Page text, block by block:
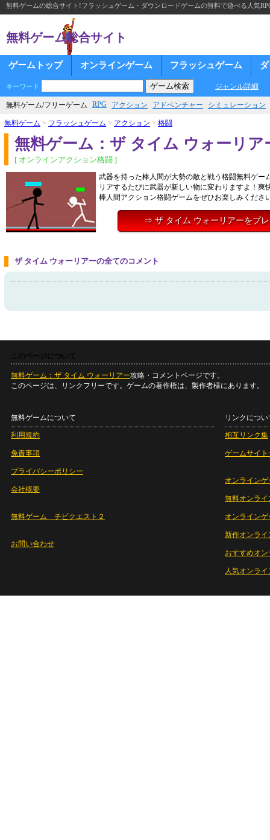
無料ゲームの総合サイト!フラッシュゲーム・ダウンロードゲームの無料で遊べる人気
無料ゲーム総合サイト
ゲームトップ オンラインゲーム フラッシュゲーム
キーワード ジャンル詳細
無料ゲーム/フリーゲーム RPG アクション アドベンチャー シミュレーション
無料ゲーム > フラッシュゲーム > アクション > 格闘
無料ゲーム：ザ タイム ウォーリア
[ オンラインアクション格闘 ]
武器を持った棒人間が大勢の敵と戦う格闘無料ゲー
リアするたびに武器が新しい物に変わりますよ！爽
棒人間アクション格闘ゲームをぜひお楽しみくださ
⇒ ザ タイム ウォーリアーをプ
ザ タイム ウォーリアーの全てのコメント
このページについて
無料ゲーム：ザ タイム ウォーリアー攻略・コメントページです。
このページは、リンクフリーです。ゲームの著作権は、製作者様にあります。
無料ゲームについて
利用規約
免責事項
プライバシーポリシー
会社概要
無料ゲーム チビクエスト２
お問い合わせ
リンクについ
相互リンク集
ゲームサイト
オンラインゲ
無料オンライ
オンライン
新作オンライ
おすすめオ
人気オンラ